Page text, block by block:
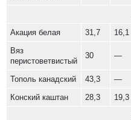
Акация белая
31,7 16,1
Вяз
перистоветвистый
30 —
Тополь канадский 43,3 —
Конский каштан
28,3 19,3